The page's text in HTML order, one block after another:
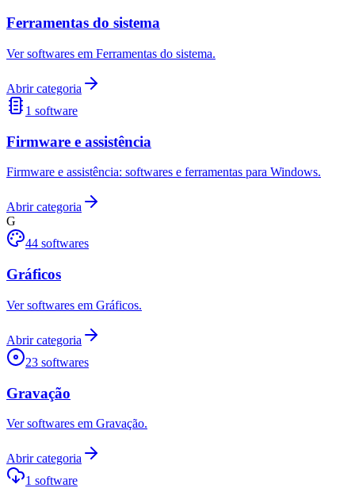
Ferramentas do sistema
Ver softwares em Ferramentas do sistema.
Abrir categoria
1 software
Firmware e assistência
Firmware e assistência: softwares e ferramentas para Windows.
Abrir categoria
G
44 softwares
Gráficos
Ver softwares em Gráficos.
Abrir categoria
23 softwares
Gravação
Ver softwares em Gravação.
Abrir categoria
1 software